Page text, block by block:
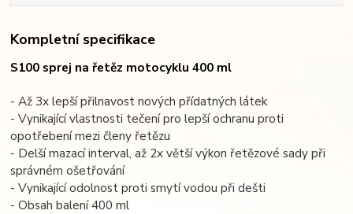
Kompletní specifikace
S100 sprej na řetěz motocyklu 400 ml
- Až 3x lepší přilnavost nových přídatných látek
- Vynikající vlastnosti tečení pro lepší ochranu proti
opotřebení mezi členy řetězu
- Delší mazací interval, až 2x větší výkon řetězové sady při
správném ošetřování
- Vynikající odolnost proti smytí vodou při dešti
- Obsah balení 400 ml